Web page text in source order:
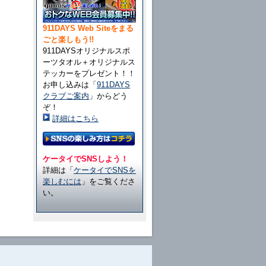
911DAYS Web Siteをまる
ごと楽しもう!!
911DAYSオリジナルスポ
ーツタオル＋オリジナルス
テッカーをプレゼント！！
お申し込みは「 911DAYS
クラブご案内 」からどう
ぞ！
詳細はこちら
ケータイでSNSしよう！
詳細は「 ケータイでSNSを
楽しむには 」をご覧くださ
い。